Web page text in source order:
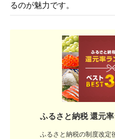
るのが魅力です。
ふるさと納税 還元
ふるさと納税の制度改定